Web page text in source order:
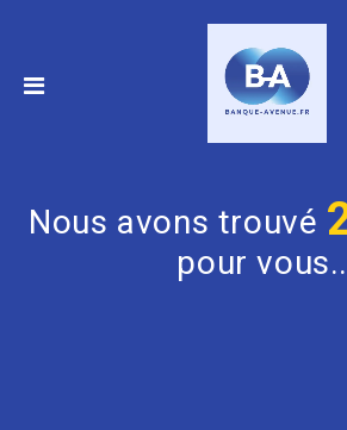
Nous avons trouvé
pour